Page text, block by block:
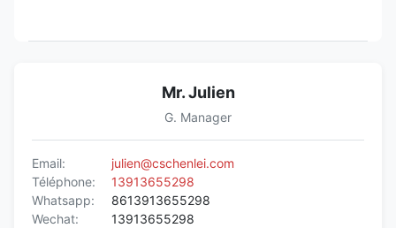
Mr. Julien
G. Manager
Email:
julien@cschenlei.com
Téléphone:
13913655298
Whatsapp:
8613913655298
Wechat:
13913655298